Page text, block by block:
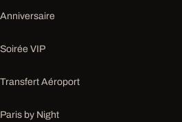
Anniversaire
Soirée VIP
Transfert Aéroport
Paris by Night